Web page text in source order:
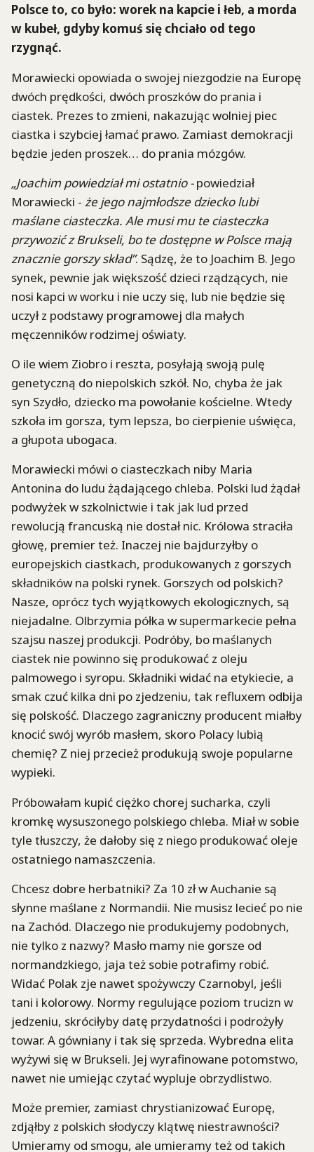
Polsce to, co było: worek na kapcie i łeb, a morda
w kubeł, gdyby komuś się chciało od tego
rzygnąć.
Morawiecki opowiada o swojej niezgodzie na Europę
dwóch prędkości, dwóch proszków do prania i
ciastek. Prezes to zmieni, nakazując wolniej piec
ciastka i szybciej łamać prawo. Zamiast demokracji
będzie jeden proszek… do prania mózgów.
„Joachim powiedział mi ostatnio -powiedział
Morawiecki - że jego najmłodsze dziecko lubi
maślane ciasteczka. Ale musi mu te ciasteczka
przywozić z Brukseli, bo te dostępne w Polsce mają
znacznie gorszy skład”. Sądzę, że to Joachim B. Jego
synek, pewnie jak większość dzieci rządzących, nie
nosi kapci w worku i nie uczy się, lub nie będzie się
uczył z podstawy programowej dla małych
męczenników rodzimej oświaty.
O ile wiem Ziobro i reszta, posyłają swoją pulę
genetyczną do niepolskich szkół. No, chyba że jak
syn Szydło, dziecko ma powołanie kościelne. Wtedy
szkoła im gorsza, tym lepsza, bo cierpienie uświęca,
a głupota ubogaca.
Morawiecki mówi o ciasteczkach niby Maria
Antonina do ludu żądającego chleba. Polski lud żądał
podwyżek w szkolnictwie i tak jak lud przed
rewolucją francuską nie dostał nic. Królowa straciła
głowę, premier też. Inaczej nie bajdurzyłby o
europejskich ciastkach, produkowanych z gorszych
składników na polski rynek. Gorszych od polskich?
Nasze, oprócz tych wyjątkowych ekologicznych, są
niejadalne. Olbrzymia półka w supermarkecie pełna
szajsu naszej produkcji. Podróby, bo maślanych
ciastek nie powinno się produkować z oleju
palmowego i syropu. Składniki widać na etykiecie, a
smak czuć kilka dni po zjedzeniu, tak refluxem odbija
się polskość. Dlaczego zagraniczny producent miałby
knocić swój wyrób masłem, skoro Polacy lubią
chemię? Z niej przecież produkują swoje popularne
wypieki.
Próbowałam kupić ciężko chorej sucharka, czyli
kromkę wysuszonego polskiego chleba. Miał w sobie
tyle tłuszczy, że dałoby się z niego produkować oleje
ostatniego namaszczenia.
Chcesz dobre herbatniki? Za 10 zł w Auchanie są
słynne maślane z Normandii. Nie musisz lecieć po nie
na Zachód. Dlaczego nie produkujemy podobnych,
nie tylko z nazwy? Masło mamy nie gorsze od
normandzkiego, jaja też sobie potrafimy robić.
Widać Polak zje nawet spożywczy Czarnobyl, jeśli
tani i kolorowy. Normy regulujące poziom trucizn w
jedzeniu, skróciłyby datę przydatności i podrożyły
towar. A gówniany i tak się sprzeda. Wybredna elita
wyżywi się w Brukseli. Jej wyrafinowane potomstwo,
nawet nie umiejąc czytać wypluje obrzydlistwo.
Może premier, zamiast chrystianizować Europę,
zdjąłby z polskich słodyczy klątwę niestrawności?
Umieramy od smogu, ale umieramy też od takich